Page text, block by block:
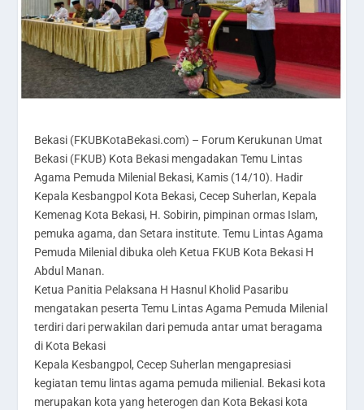
Bekasi (FKUBKotaBekasi.com) – Forum Kerukunan Umat
Bekasi (FKUB) Kota Bekasi mengadakan Temu Lintas
Agama Pemuda Milenial Bekasi, Kamis (14/10). Hadir
Kepala Kesbangpol Kota Bekasi, Cecep Suherlan, Kepala
Kemenag Kota Bekasi, H. Sobirin, pimpinan ormas Islam,
pemuka agama, dan Setara institute. Temu Lintas Agama
Pemuda Milenial dibuka oleh Ketua FKUB Kota Bekasi H
Abdul Manan.
Ketua Panitia Pelaksana H Hasnul Kholid Pasaribu
mengatakan peserta Temu Lintas Agama Pemuda Milenial
terdiri dari perwakilan dari pemuda antar umat beragama
di Kota Bekasi
Kepala Kesbangpol, Cecep Suherlan mengapresiasi
kegiatan temu lintas agama pemuda milienial. Bekasi kota
merupakan kota yang heterogen dan Kota Bekasi kota